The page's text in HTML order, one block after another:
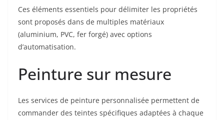
Ces éléments essentiels pour délimiter les propriétés
sont proposés dans de multiples matériaux
(aluminium, PVC, fer forgé) avec options
d’automatisation.
Peinture sur mesure
Les services de peinture personnalisée permettent de
commander des teintes spécifiques adaptées à chaque